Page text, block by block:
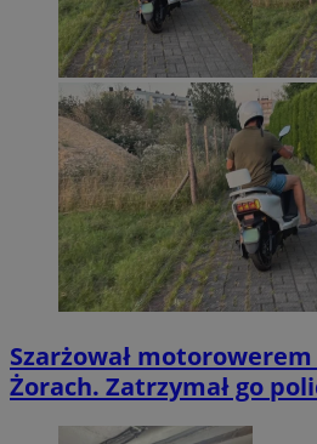
Szarżował
Żorach. Zatrzymał go